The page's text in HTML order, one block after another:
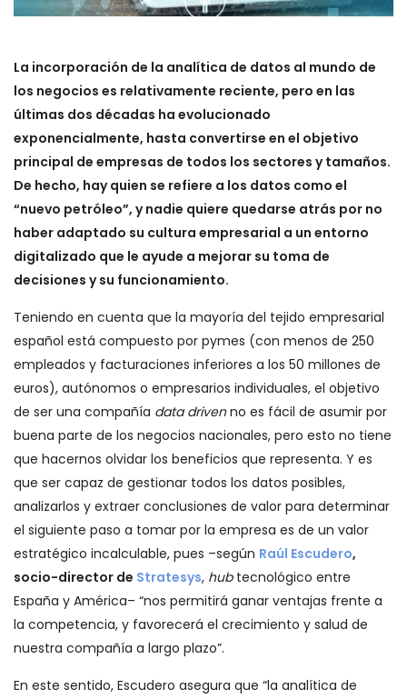
La incorporación de la analítica de datos al mundo de
los negocios es relativamente reciente, pero en las
últimas dos décadas ha evolucionado
exponencialmente, hasta convertirse en el objetivo
principal de empresas de todos los sectores y tamaños.
De hecho, hay quien se refiere a los datos como el
“nuevo petróleo”, y nadie quiere quedarse atrás por no
haber adaptado su cultura empresarial a un entorno
digitalizado que le ayude a mejorar su toma de
decisiones y su funcionamiento.
Teniendo en cuenta que la mayoría del tejido empresarial
español está compuesto por pymes (con menos de 250
empleados y facturaciones inferiores a los 50 millones de
euros), autónomos o empresarios individuales, el objetivo
de ser una compañía data drivenno es fácil de asumir por
buena parte de los negocios nacionales, pero esto no tiene
que hacernos olvidar los beneficios que representa. Y es
que ser capaz de gestionar todos los datos posibles,
analizarlos y extraer conclusiones de valor para determinar
el siguiente paso a tomar por la empresa es de un valor
estratégico incalculable, pues –según Raúl Escudero,
socio-director de Stratesys, hubtecnológico entre
España y América– “nos permitirá ganar ventajas frente a
la competencia, y favorecerá el crecimiento y salud de
nuestra compañía a largo plazo”.
En este sentido, Escudero asegura que “la analítica de